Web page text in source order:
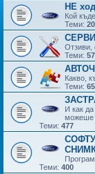
НЕ
Кой
Теми:
Отзиви,
Теми:
Какво,
Теми:
И как
можеше
Теми: 477
Теми: 400